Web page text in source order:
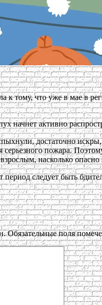
к тому, что уже в мае в
активно
достаточно
серьезного пожара.
насколько
следует быть
Обязательные поля